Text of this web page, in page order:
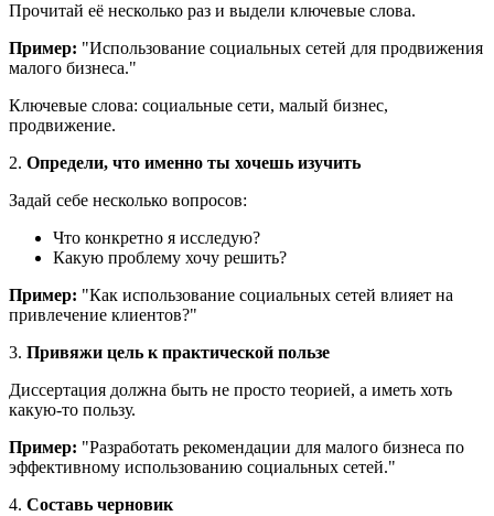
Прочитай её несколько раз и выдели ключевые слова.
Пример: "Использование социальных сетей для продвижения
малого бизнеса."
Ключевые слова: социальные сети, малый бизнес,
продвижение.
2. Определи, что именно ты хочешь изучить
Задай себе несколько вопросов:
Что конкретно я исследую?
Какую проблему хочу решить?
Пример: "Как использование социальных сетей влияет на
привлечение клиентов?"
3. Привяжи цель к практической пользе
Диссертация должна быть не просто теорией, а иметь хоть
какую-то пользу.
Пример: "Разработать рекомендации для малого бизнеса по
эффективному использованию социальных сетей."
4. Составь черновик